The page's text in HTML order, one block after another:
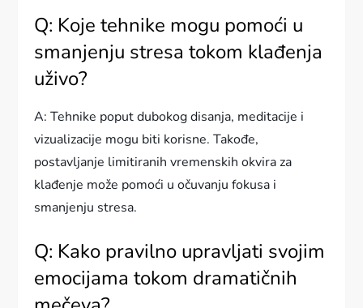
Q: Koje tehnike mogu pomoći u
smanjenju stresa tokom klađenja
uživo?
A: Tehnike poput dubokog disanja, meditacije i
vizualizacije mogu biti korisne. Takođe,
postavljanje limitiranih vremenskih okvira za
klađenje može pomoći u očuvanju fokusa i
smanjenju stresa.
Q: Kako pravilno upravljati svojim
emocijama tokom dramatičnih